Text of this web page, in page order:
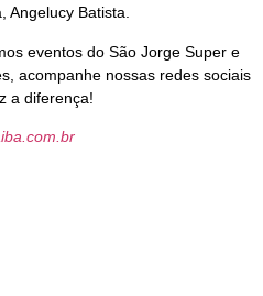
Angelucy Batista.
eventos do São Jorge Super e
acompanhe nossas redes sociais
a diferença!